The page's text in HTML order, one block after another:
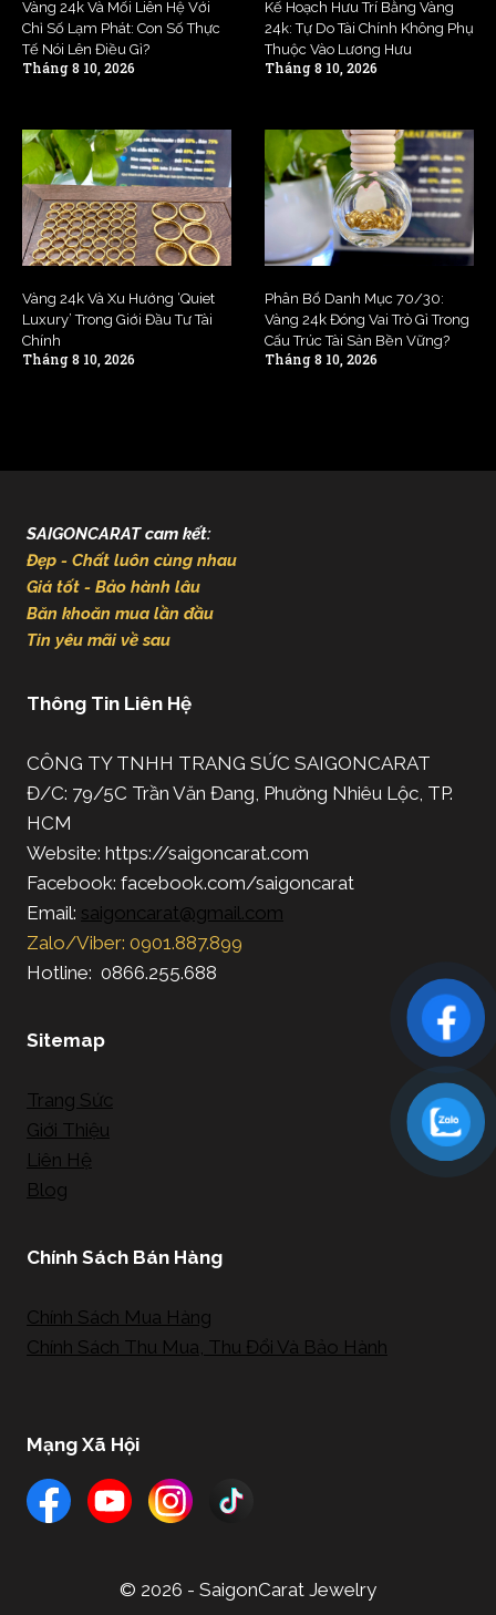
Vàng 24k Và Mối Liên Hệ Với
Chỉ Số Lạm Phát: Con Số Thực
Tế Nói Lên Điều Gì?
Tháng 8 10, 2026
Kế Hoạch Hưu Trí Bằng Vàng
24k: Tự Do Tài Chính Không Phụ
Thuộc Vào Lương Hưu
Tháng 8 10, 2026
Vàng 24k Và Xu Hướng ‘Quiet
Luxury’ Trong Giới Đầu Tư Tài
Chính
Tháng 8 10, 2026
Phân Bổ Danh Mục 70/30:
Vàng 24k Đóng Vai Trò Gì Trong
Cấu Trúc Tài Sản Bền Vững?
Tháng 8 10, 2026
SAIGONCARAT cam kết:
Đẹp - Chất luôn cùng nhau
Giá tốt - Bảo hành lâu
Băn khoăn mua lần đầu
Tin yêu mãi về sau
Thông Tin Liên Hệ
CÔNG TY TNHH TRANG SỨC SAIGONCARAT
Đ/C: 79/5C Trần Văn Đang, Phường Nhiêu Lộc, TP.
HCM
Website: https://saigoncarat.com
Facebook: facebook.com/saigoncarat
Email: saigoncarat@gmail.com
Zalo/Viber: 0901.887.899
Hotline: 0866.255.688
Sitemap
Trang Sức
Giới Thiệu
Liên Hệ
Blog
Chính Sách Bán Hàng
Chính Sách Mua Hàng
Chính Sách Thu Mua, Thu Đổi Và Bảo Hành
Mạng Xã Hội
© 2026 - SaigonCarat Jewelry